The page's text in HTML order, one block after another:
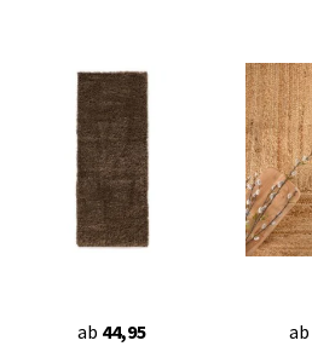
ab 44,95 ab